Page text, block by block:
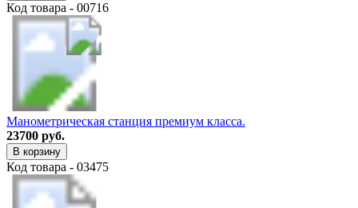
Код товара - 00716
Манометрическая станция премиум класса.
23700 руб.
В корзину
Код товара - 03475